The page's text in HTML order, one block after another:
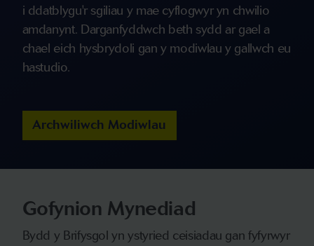
i ddatblygu'r sgiliau y mae cyflogwyr yn chwilio
amdanynt. Darganfyddwch beth sydd ar gael a
chael eich hysbrydoli gan y modiwlau y gallwch eu
hastudio.
Archwiliwch Modiwlau
Gofynion Mynediad
Bydd y Brifysgol yn ystyried ceisiadau gan fyfyrwyr